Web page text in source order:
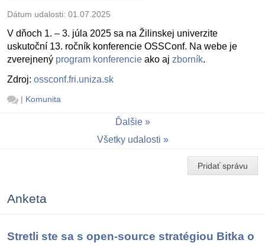
Dátum udalosti: 01.07.2025
V dňoch 1. – 3. júla 2025 sa na Žilinskej univerzite
uskutoční 13. ročník konferencie OSSConf. Na webe je
zverejnený program konferencie ako aj zborník.
Zdroj: ossconf.fri.uniza.sk
| Komunita
Ďalšie
Všetky udalosti
Pridať správu
Anketa
Stretli ste sa s open-source stratégiou Bitka o